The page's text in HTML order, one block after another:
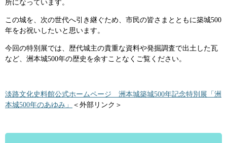
所になっています。
この城を、次の世代へ引き継ぐため、市民の皆さまとともに築城500
年をお祝いしたいと思います。
今回の特別展では、歴代城主の貴重な資料や発掘調査で出土した瓦
など、洲本城500年の歴史を余すことなくご覧ください。
淡路文化史料館公式ホームページ 洲本城築城500年記念特別展「洲
本城500年のあゆみ」
＜外部リンク＞